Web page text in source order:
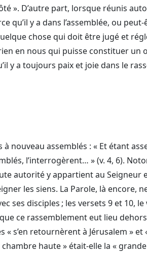
». D’autre part, lorsque réunis
qu’il y a dans l’assemblée, ou
chose qui doit être jugé et
rien en nous qui puisse constituer un
y a toujours paix et joie dans le
nouveau assemblés : « Et étant
l’interrogèrent… » (v. 4, 6).
autorité y appartient au Seigneur
les siens. La Parole, là encore,
ses disciples ; les versets 9 et 10,
ce rassemblement eut lieu
« s’en retournèrent à Jérusalem »
chambre haute » était-elle la «